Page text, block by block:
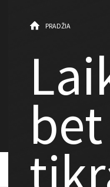
PRADŽIA